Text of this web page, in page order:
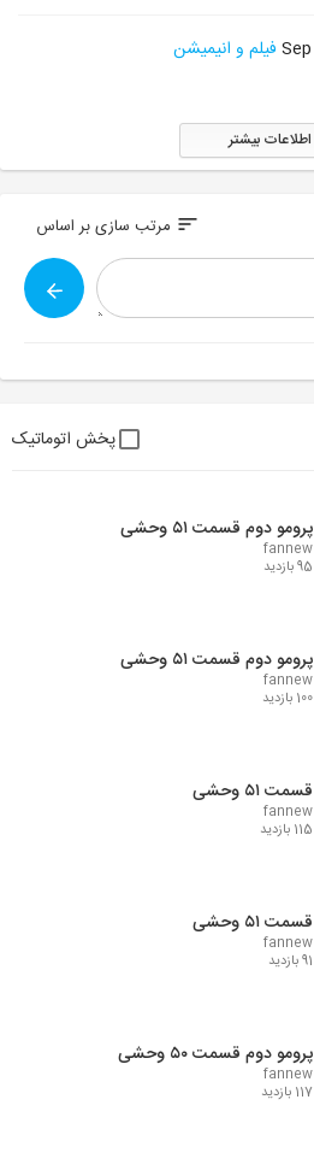
فیلم و انیمیشن
اطلاعات بیشتر
sort مرتب سازی بر اساس
پخش اتوماتیک
پرومو دوم قسمت ۵۱ وحشی
fannew
95 بازدید
پرومو دوم قسمت ۵۱ وحشی
fannew
100 بازدید
قسمت ۵۱ وحشی
fannew
115 بازدید
قسمت ۵۱ وحشی
fannew
91 بازدید
پرومو دوم قسمت ۵۰ وحشی
fannew
117 بازدید